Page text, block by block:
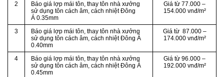
2
Báo giá lợp mái tôn, thay tôn nhà xưởng
sử dụng tôn cách âm, cách nhiệt Đông
Á 0.35mm
Giá từ 77.000 –
154.000 vnđ/m²
3
Báo giá lợp mái tôn, thay tôn nhà xưởng
sử dụng tôn cách âm, cách nhiệt Đông Á
0.40mm
Giá từ 87.000 –
174.000 vnđ/m²
4
Báo giá lợp mái tôn, thay tôn nhà xưởng
sử dụng tôn cách âm, cách nhiệt Đông Á
0.45mm
Giá từ 96.000 –
192.000 vnđ/m²